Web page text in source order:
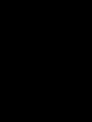
Hat (standard form)